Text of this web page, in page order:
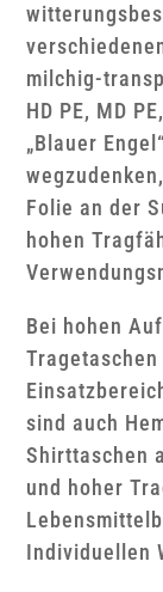
milchig-
HD PE, MD
„Blauer
Folie an der
hohen
Bei hohen
sind auch
Shirttaschen
und hoher
Individuellen